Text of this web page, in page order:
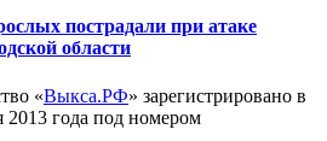
пострадали при атаке
области
«Выкса.РФ» зарегистрировано в
2013 года под номером